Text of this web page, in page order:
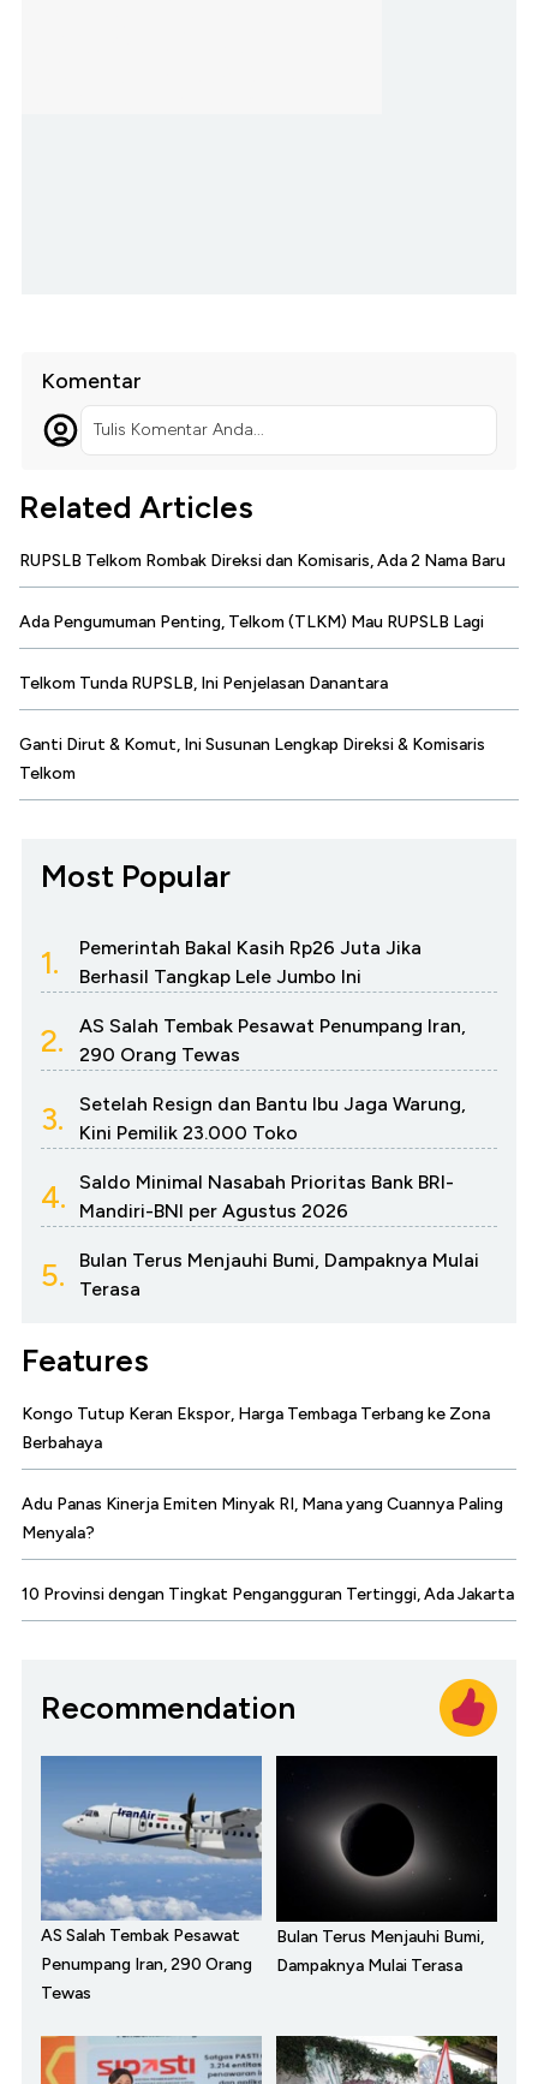
Komentar
Tulis Komentar Anda...
Related Articles
RUPSLB Telkom Rombak Direksi dan Komisaris, Ada 2 Nama Baru
Ada Pengumuman Penting, Telkom (TLKM) Mau RUPSLB Lagi
Telkom Tunda RUPSLB, Ini Penjelasan Danantara
Ganti Dirut & Komut, Ini Susunan Lengkap Direksi & Komisaris
Telkom
Most Popular
1.
Pemerintah Bakal Kasih Rp26 Juta Jika
Berhasil Tangkap Lele Jumbo Ini
2.
AS Salah Tembak Pesawat Penumpang Iran,
290 Orang Tewas
3.
Setelah Resign dan Bantu Ibu Jaga Warung,
Kini Pemilik 23.000 Toko
4.
Saldo Minimal Nasabah Prioritas Bank BRI-
Mandiri-BNI per Agustus 2026
5.
Bulan Terus Menjauhi Bumi, Dampaknya Mulai
Terasa
Features
Kongo Tutup Keran Ekspor, Harga Tembaga Terbang ke Zona
Berbahaya
Adu Panas Kinerja Emiten Minyak RI, Mana yang Cuannya Paling
Menyala?
10 Provinsi dengan Tingkat Pengangguran Tertinggi, Ada Jakarta
Recommendation
AS Salah Tembak Pesawat
Penumpang Iran, 290 Orang
Tewas
Bulan Terus Menjauhi Bumi,
Dampaknya Mulai Terasa